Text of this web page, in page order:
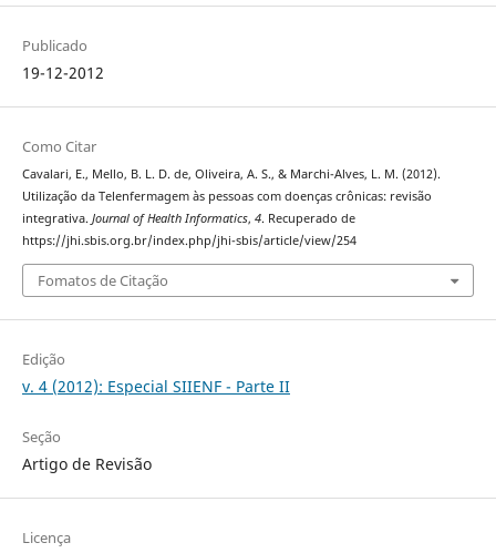
Publicado
19-12-2012
Como Citar
Cavalari, E., Mello, B. L. D. de, Oliveira, A. S., & Marchi-Alves, L. M. (2012).
Utilização da Telenfermagem às pessoas com doenças crônicas: revisão
integrativa. Journal of Health Informatics, 4. Recuperado de
https://jhi.sbis.org.br/index.php/jhi-sbis/article/view/254
Fomatos de Citação
Edição
v. 4 (2012): Especial SIIENF - Parte II
Seção
Artigo de Revisão
Licença